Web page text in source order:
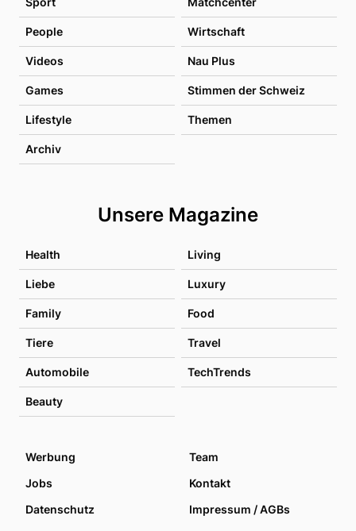
People Wirtschaft
Videos Nau Plus
Games Stimmen der Schweiz
Lifestyle Themen
Archiv
Unsere Magazine
Health Living
Liebe Luxury
Family Food
Tiere Travel
Automobile TechTrends
Beauty
Werbung
Team
Jobs
Kontakt
Datenschutz
Impressum / AGBs